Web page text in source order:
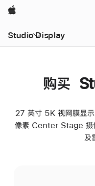
Apple
Studio Display
购买
27 英寸 5K 视网膜显
像素 Center Stage 摄
及